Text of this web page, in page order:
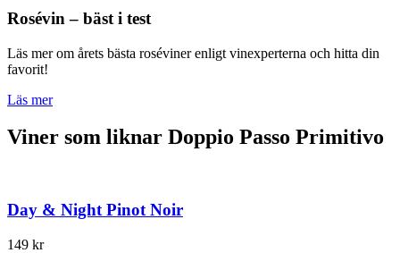
Rosévin – bäst i test
Läs mer om årets bästa roséviner enligt vinexperterna och hitta din
favorit!
Läs mer
Viner som liknar Doppio Passo Primitivo
Day & Night Pinot Noir
149 kr